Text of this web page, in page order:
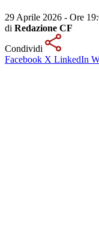
29 Aprile 2026 - Ore
di Redazione CF
Condividi
Facebook X LinkedIn